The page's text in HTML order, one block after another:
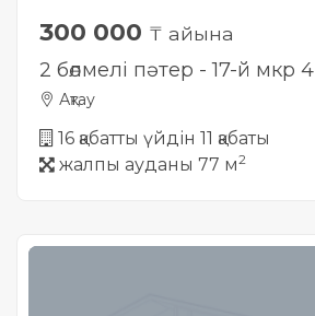
300 000 ₸ айына
2 бөлмелі пәтер - 17-й мкр 4
Ақтау
16 қабатты үйдін 11 қабаты
жалпы ауданы 77 м2